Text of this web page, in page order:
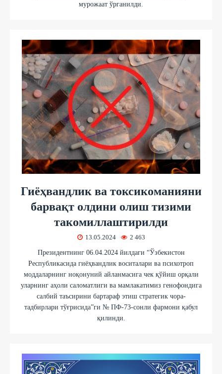
мурожаат ўрганилди.
Гиёҳвандлик ва токсикоманияни
барвақт олдини олиш тизими
такомиллаштирилди
13.05.2024 2 463
Президентнинг 06.04.2024 йилдаги “Ўзбекистон
Республикасида гиёҳвандлик воситалари ва психотроп
моддаларнинг ноқонуний айланмасига чек қўйиш орқали
уларнинг аҳоли саломатлиги ва мамлакатимиз генофондига
салбий таъсирини бартараф этиш стратегик чора-
тадбирлари тўғрисида”ги № ПФ-73-сонли фармони қабул
қилинди.